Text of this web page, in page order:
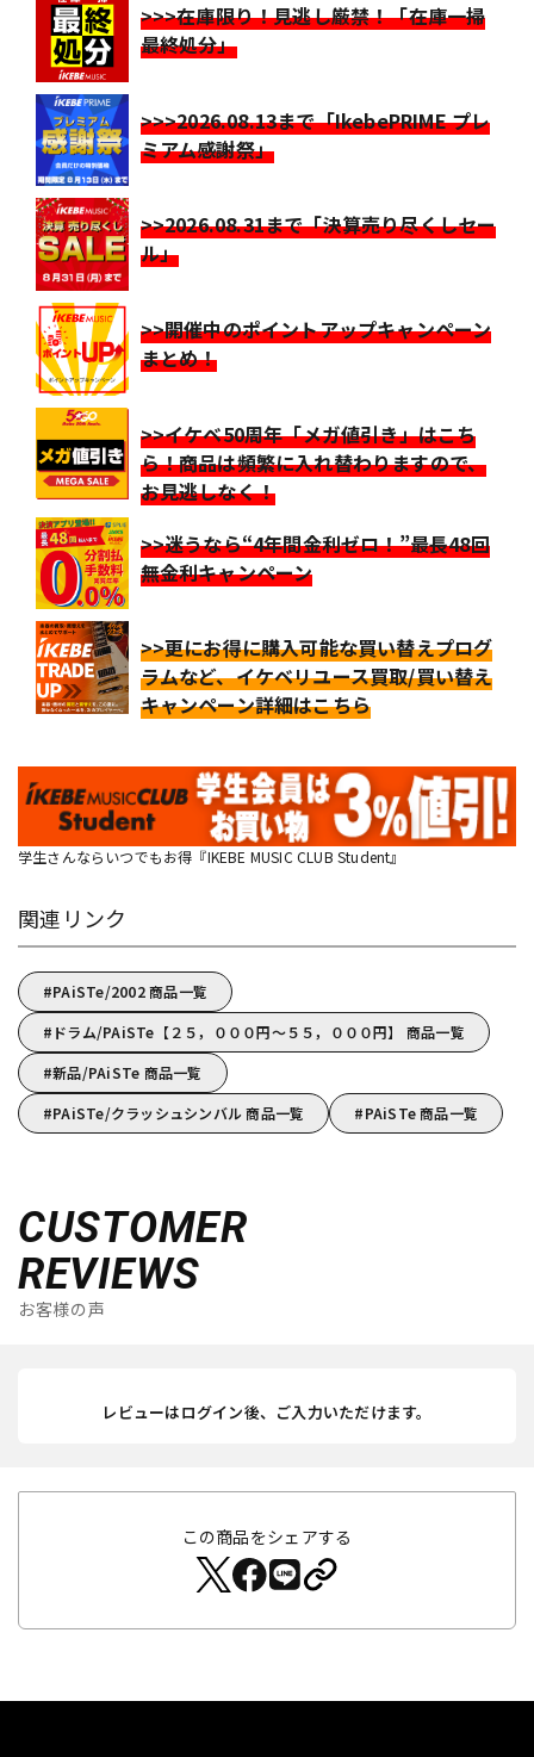
>>>在庫限り！見逃し厳禁！「在庫一掃
最終処分」
>>>2026.08.13まで「IkebePRIME プレ
ミアム感謝祭」
>>2026.08.31まで「決算売り尽くしセー
ル」
>>開催中のポイントアップキャンペーン
まとめ！
>>イケベ50周年「メガ値引き」はこち
ら！商品は頻繁に入れ替わりますので、
お見逃しなく！
>>迷うなら“4年間金利ゼロ！”最長48回
無金利キャンペーン
>>更にお得に購入可能な買い替えプログ
ラムなど、イケベリユース買取/買い替え
キャンペーン詳細はこちら
学生さんならいつでもお得『IKEBE MUSIC CLUB Student』
関連リンク
PAiSTe/2002 商品一覧
ドラム/PAiSTe【２５，０００円～５５，０００円】 商品一覧
新品/PAiSTe 商品一覧
PAiSTe/クラッシュシンバル 商品一覧
PAiSTe 商品一覧
CUSTOMER
REVIEWS
お客様の声
レビューはログイン後、ご入力いただけます。
この商品をシェアする